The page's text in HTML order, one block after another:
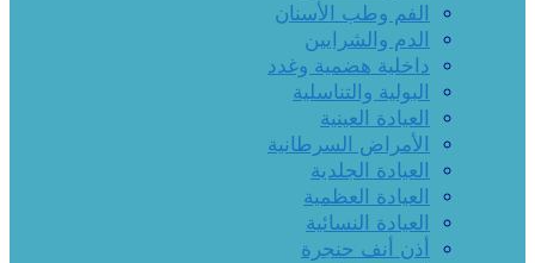
الفم وطب الأسنان
الدم والشرايين
داخلية هضمية وغدد
البولية والتناسلية
العيادة العينية
الأمراض السرطانية
العيادة الجلدية
العيادة العظمية
العيادة النسائية
أذن أنف حنجرة